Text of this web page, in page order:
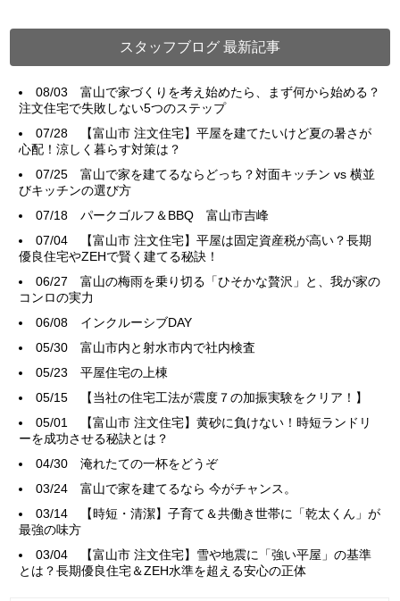
スタッフブログ 最新記事
08/03富山で家づくりを考え始めたら、まず何から始める？
注文住宅で失敗しない5つのステップ
07/28
【富山市 注文住宅】平屋を建てたいけど夏の暑さが
心配！涼しく暮らす対策は？
07/25富山で家を建てるならどっち？対面キッチン vs 横並
びキッチンの選び方
07/18パークゴルフ＆BBQ 富山市吉峰
07/04
【富山市 注文住宅】平屋は固定資産税が高い？長期
優良住宅やZEHで賢く建てる秘訣！
06/27富山の梅雨を乗り切る「ひそかな贅沢」と、我が家の
コンロの実力
06/08 インクルーシブDAY
05/30富山市内と射水市内で社内検査
05/23平屋住宅の上棟
05/15
【当社の住宅工法が震度７の加振実験をクリア！】
05/01
【富山市 注文住宅】黄砂に負けない！時短ランドリ
ーを成功させる秘訣とは？
04/30淹れたての一杯をどうぞ
03/24富山で家を建てるなら 今がチャンス。
03/14
【時短・清潔】子育て＆共働き世帯に「乾太くん」が
最強の味方
03/04
【富山市 注文住宅】雪や地震に「強い平屋」の基準
とは？長期優良住宅＆ZEH水準を超える安心の正体